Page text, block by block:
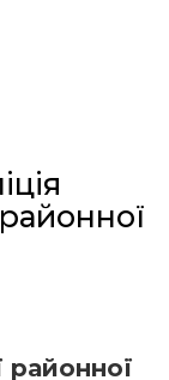
районної